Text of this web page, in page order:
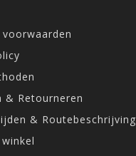
& Retourneren
& Routebeschrijving